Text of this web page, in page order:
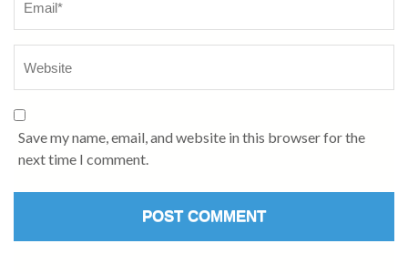
Save my name, email, and website in this browser for the
next time I comment.